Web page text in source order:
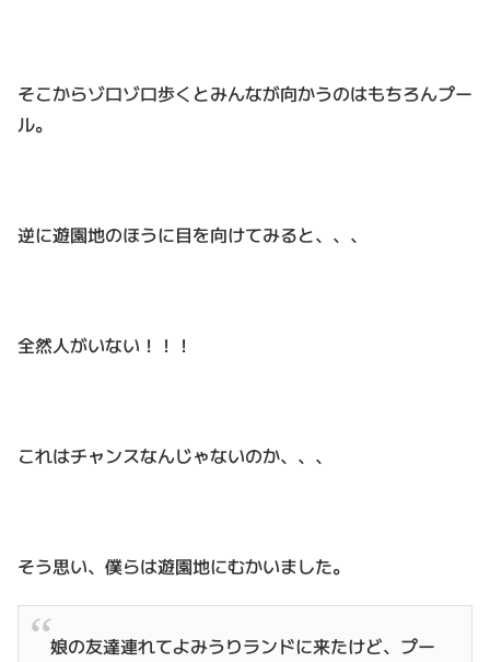
そこからゾロゾロ歩くとみんなが向かうのはもちろんプー
ル。
逆に遊園地のほうに目を向けてみると、、、
全然人がいない！！！
これはチャンスなんじゃないのか、、、
そう思い、僕らは遊園地にむかいました。
娘の友達連れてよみうりランドに来たけど、プー